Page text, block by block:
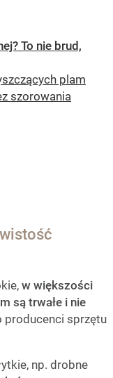
To nie brud,
plam
szorowania
w większości
są trwałe i nie
producenci sprzętu
np. drobne